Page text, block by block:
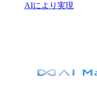
AIにより実現